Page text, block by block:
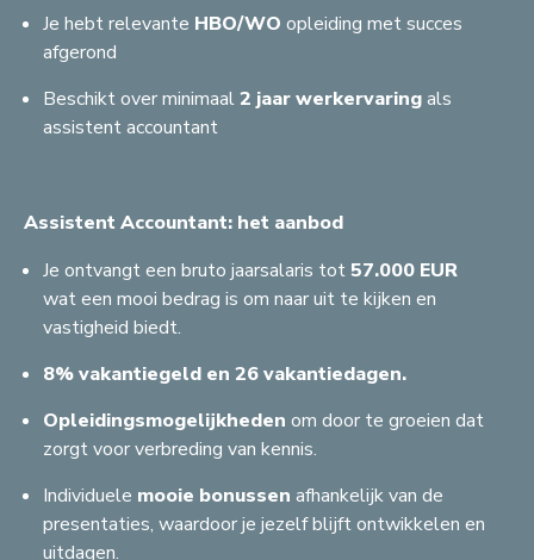
Je hebt relevante HBO/WO opleiding met succes
afgerond
Beschikt over minimaal2 jaar werkervaringals
assistent accountant
Assistent Accountant: het aanbod
Je ontvangt een bruto jaarsalaris tot 57.000 EUR
wat een mooi bedrag is om naar uit te kijken en
vastigheid biedt.
8% vakantiegeld en 26 vakantiedagen.
Opleidingsmogelijkheden om door te groeien dat
zorgt voor verbreding van kennis.
Individuele mooie bonussen afhankelijk van de
presentaties, waardoor je jezelf blijft ontwikkelen en
uitdagen.
C G